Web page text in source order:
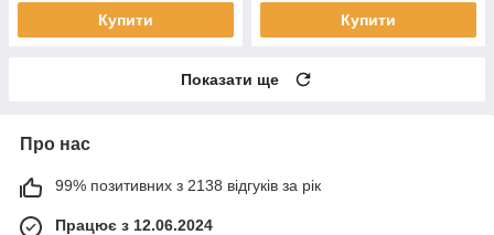
Купити Купити
Показати ще
Про нас
99% позитивних з 2138 відгуків за рік
Працює з 12.06.2024